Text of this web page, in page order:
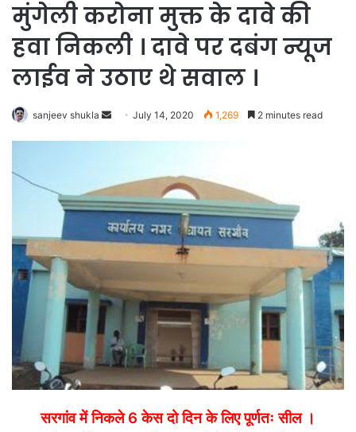
मुंगेली करोना मुक्त के दावे की
हवा निकली । दावे पर दबंग न्यूज
लाईव ने उठाए थे सवाल ।
sanjeev shukla
SendJuly 14, 2020 1,269 2 minutes read
सरगांव में निकले 6 केस दो दिन के लिए पूर्णतः सील ।